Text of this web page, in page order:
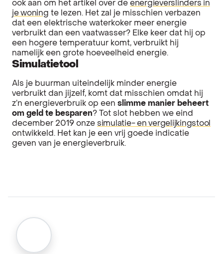
ook aan om het artikel over de energieverslinders in
je woning te lezen. Het zal je misschien verbazen
dat een elektrische waterkoker meer energie
verbruikt dan een vaatwasser? Elke keer dat hij op
een hogere temperatuur komt, verbruikt hij
namelijk een grote hoeveelheid energie.
Simulatietool
Als je buurman uiteindelijk minder energie
verbruikt dan jijzelf, komt dat misschien omdat hij
z’n energieverbruik op een slimme manier beheert
om geld te besparen? Tot slot hebben we eind
december 2019 onze simulatie- en vergelijkingstool
ontwikkeld. Het kan je een vrij goede indicatie
geven van je energieverbruik.